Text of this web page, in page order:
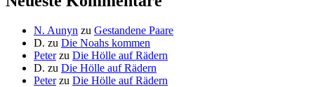
N. Aunyn zu Gestandene Paare
D. zu Die Noahs kommen
Peterzu Die Hölle auf Rädern
D. zu Die Hölle auf Rädern
Peterzu Die Hölle auf Rädern